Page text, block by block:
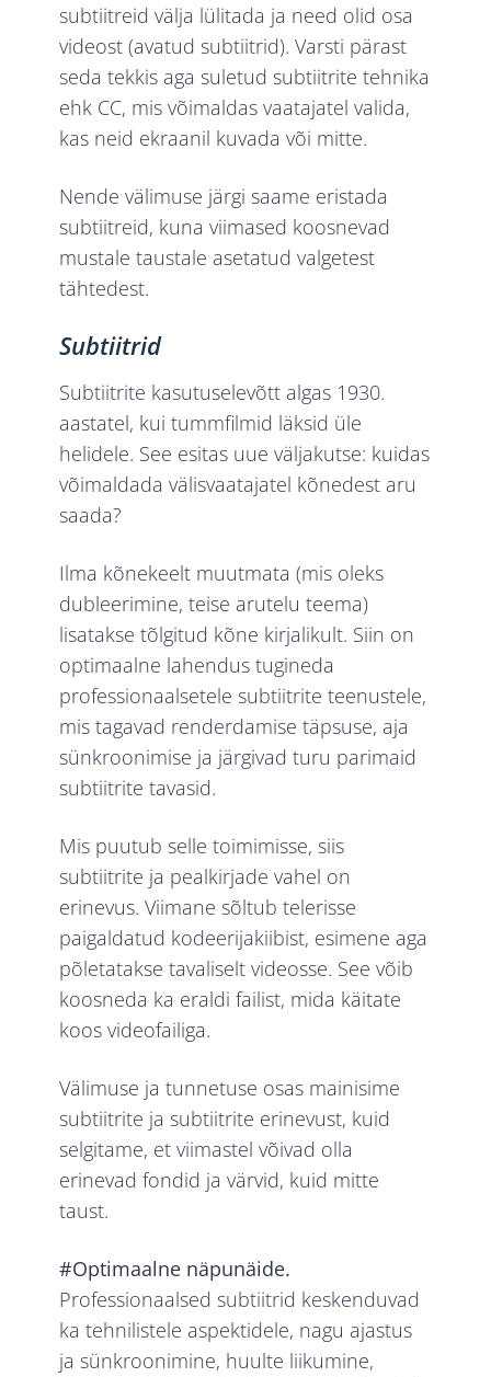
subtiitreid välja lülitada ja need olid osa
videost (avatud subtiitrid). Varsti pärast
seda tekkis aga suletud subtiitrite tehnika
ehk CC, mis võimaldas vaatajatel valida,
kas neid ekraanil kuvada või mitte.
Nende välimuse järgi saame eristada
subtiitreid, kuna viimased koosnevad
mustale taustale asetatud valgetest
tähtedest.
Subtiitrid
Subtiitrite kasutuselevõtt algas 1930.
aastatel, kui tummfilmid läksid üle
helidele. See esitas uue väljakutse: kuidas
võimaldada välisvaatajatel kõnedest aru
saada?
Ilma kõnekeelt muutmata (mis oleks
dubleerimine, teise arutelu teema)
lisatakse tõlgitud kõne kirjalikult. Siin on
optimaalne lahendus tugineda
professionaalsetele subtiitrite teenustele,
mis tagavad renderdamise täpsuse, aja
sünkroonimise ja järgivad turu parimaid
subtiitrite tavasid.
Mis puutub selle toimimisse, siis
subtiitrite ja pealkirjade vahel on
erinevus. Viimane sõltub telerisse
paigaldatud kodeerijakiibist, esimene aga
põletatakse tavaliselt videosse. See võib
koosneda ka eraldi failist, mida käitate
koos videofailiga.
Välimuse ja tunnetuse osas mainisime
subtiitrite ja subtiitrite erinevust, kuid
selgitame, et viimastel võivad olla
erinevad fondid ja värvid, kuid mitte
taust.
#Optimaalne näpunäide.
Professionaalsed subtiitrid keskenduvad
ka tehnilistele aspektidele, nagu ajastus
ja sünkroonimine, huulte liikumine,